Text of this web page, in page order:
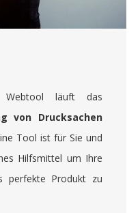
Webtool läuft das
von Drucksachen
Tool ist für Sie und
Hilfsmittel um Ihre
perfekte Produkt zu